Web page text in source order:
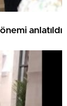
anlatıldı